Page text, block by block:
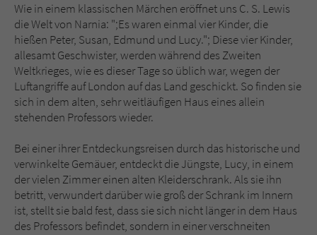
Wie in einem klassischen Märchen eröffnet uns C. S. Lewis
die Welt von Narnia: ";Es waren einmal vier Kinder, die
hießen Peter, Susan, Edmund und Lucy."; Diese vier Kinder,
allesamt Geschwister, werden während des Zweiten
Weltkrieges, wie es dieser Tage so üblich war, wegen der
Luftangriffe auf London auf das Land geschickt. So finden sie
sich in dem alten, sehr weitläufigen Haus eines allein
stehenden Professors wieder.
Bei einer ihrer Entdeckungsreisen durch das historische und
verwinkelte Gemäuer, entdeckt die Jüngste, Lucy, in einem
der vielen Zimmer einen alten Kleiderschrank. Als sie ihn
betritt, verwundert darüber wie groß der Schrank im Innern
ist, stellt sie bald fest, dass sie sich nicht länger in dem Haus
des Professors befindet, sondern in einer verschneiten